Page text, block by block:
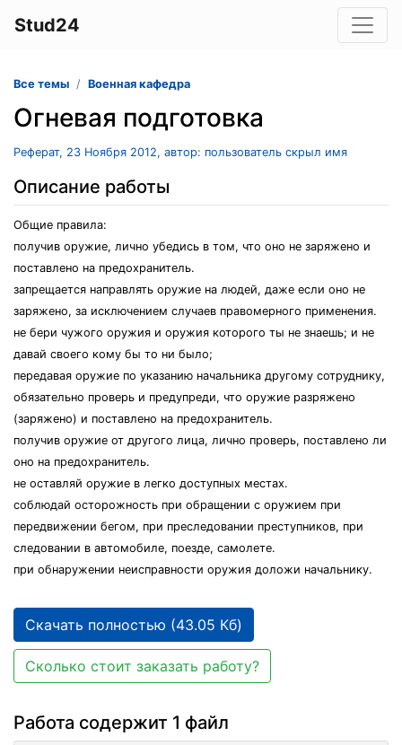
Stud24
Все темы Военная кафедра
Огневая подготовка
Реферат, 23 Ноября 2012, автор: пользователь скрыл имя
Описание работы
Общие правила:
получив оружие, лично убедись в том, что оно не заряжено и
поставлено на предохранитель.
запрещается направлять оружие на людей, даже если оно не
заряжено, за исключением случаев правомерного применения.
не бери чужого оружия и оружия которого ты не знаешь; и не
давай своего кому бы то ни было;
передавая оружие по указанию начальника другому сотруднику,
обязательно проверь и предупреди, что оружие разряжено
(заряжено) и поставлено на предохранитель.
получив оружие от другого лица, лично проверь, поставлено ли
оно на предохранитель.
не оставляй оружие в легко доступных местах.
соблюдай осторожность при обращении с оружием при
передвижении бегом, при преследовании преступников, при
следовании в автомобиле, поезде, самолете.
при обнаружении неисправности оружия доложи начальнику.
Скачать полностью (43.05 Кб)
Сколько стоит заказать работу?
Работа содержит 1 файл